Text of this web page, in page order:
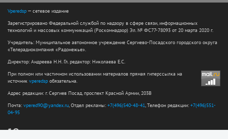
Vperedsp — сетевое издание
Зарегистрировано Федеральной службой по надзору в сфере связи, информационных
технологий и массовых коммуникаций (Роскомнадзор) Эл. № ФС77-78093 от 20 марта 2020 г.
Учредитель: Муниципальное автономное учреждение Сергиево-Посадского городского округа
«Телерадиокомпания «Радонежье».
Директор: Андреева Н.Н. Гл. редактор: Николаева Е.С.
При полном или частичном использовании материалов прямая гиперссылка на
источник vperedsp обязательна.
Адрес редакции: г. Сергиев Посад, проспект Красной Армии, 203В
Почта: vpered90@yandex.ru, Отдел рекламы: +7(496)540-48-41, Телефон редакции: +7(496)551-
04-95
12+